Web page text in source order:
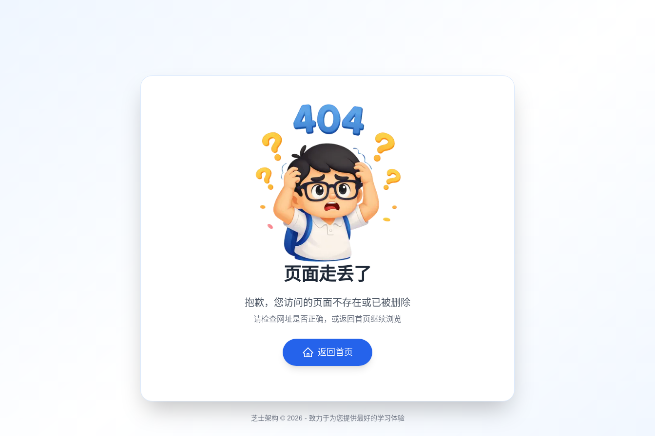
页面走丢了
抱歉，您访问的页面不存在或已被删除
请检查网址是否正确，或返回首页继续浏览
返回首页
芝士架构 © 2026 - 致力于为您提供最好的学习体验